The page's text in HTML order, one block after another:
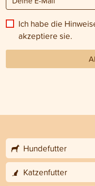
Ich habe die
akzeptiere sie.
Hundefutter
Katzenfutter